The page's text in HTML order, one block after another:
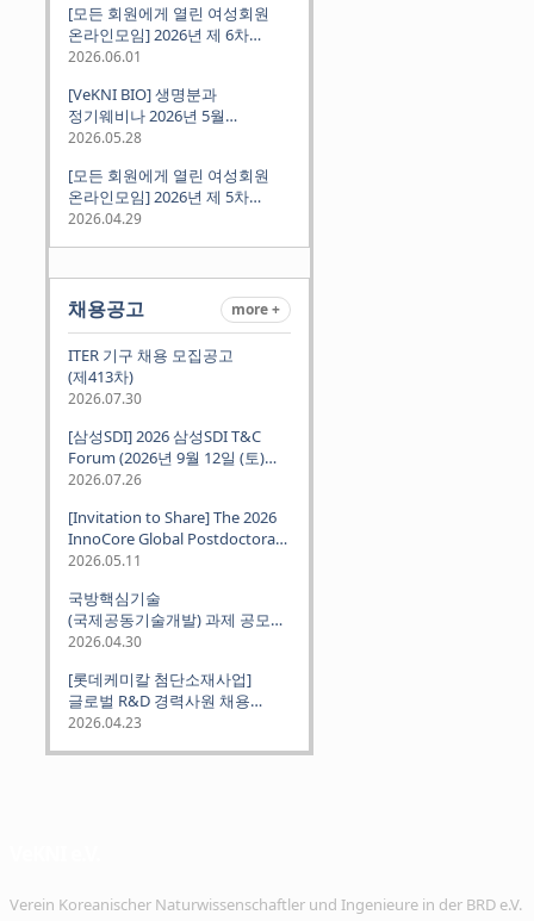
[모든 회원에게 열린 여성회원
온라인모임] 2026년 제 6차
정기모임 (6월 10일 수요일 저녁
2026.06.01
[VeKNI BIO] 생명분과
정기웨비나 2026년 5월
(2026.05.28 Thu 9:00PM)
2026.05.28
[모든 회원에게 열린 여성회원
온라인모임] 2026년 제 5차
정기모임 (5월 12일 화요일 저녁
2026.04.29
채용공고 more +
ITER 기구 채용 모집공고
(제413차)
2026.07.30
[삼성SDI] 2026 삼성SDI T&C
Forum (2026년 9월 12일 (토)
뮌헨 개최)
2026.07.26
[Invitation to Share] The 2026
InnoCore Global Postdoctoral
Job Fair: Meet Korea's 4 Major
Institutes
2026.05.11
국방핵심기술
(국제공동기술개발) 과제 공모
안내 (~2026.06.26)
2026.04.30
[롯데케미칼 첨단소재사업]
글로벌 R&D 경력사원 채용
(~2026. 5.5)
2026.04.23
Verein Koreanischer Naturwissenschaftler und Ingenieure in der BRD e.V.